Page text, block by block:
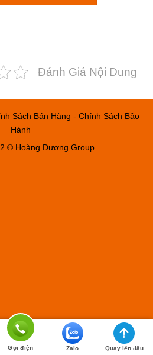
Đánh Giá Nội Dung
Sách Bán Hàng - Chính Sách Bảo
Hành
© Hoàng Dương Group
Gọi điện Zalo Quay lên đầu